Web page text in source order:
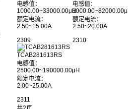
电感值：
1000.00~33000.00μH
额定电流：
2.50~15.00A
2309
电感值：
额定电流：
2.50~20.00A
2310
TCAB281613RS
电感值：
2500.00~190000.00μH
额定电流：
2.00~25.00A
2311